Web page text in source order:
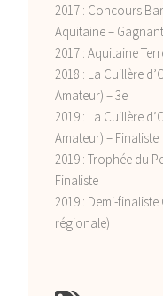
2017 : Concours
Aquitaine –
2017 : Aquitaine
2018 : La Cuillère
Amateur) – 3e
2019 : La Cuillère
Amateur) – Finaliste
2019 : Trophée du
Finaliste
2019 : Demi-
régionale)